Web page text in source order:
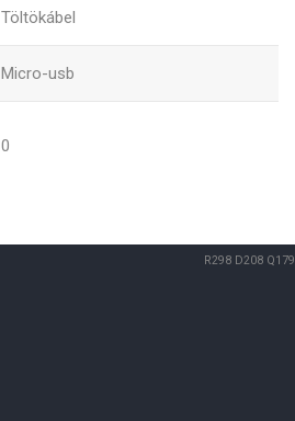
Töltökábel
Micro-usb
0
R298 D208 Q179